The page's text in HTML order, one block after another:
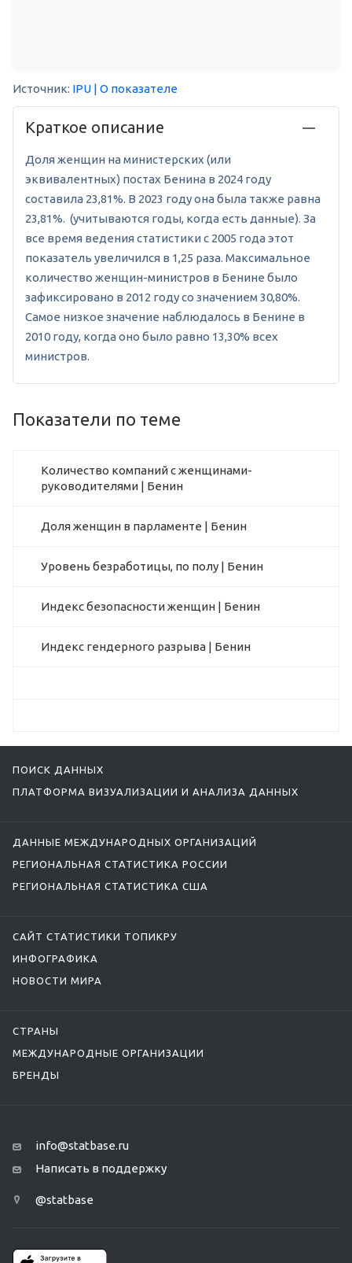
Источник: IPU | О показателе
Краткое описание
Доля женщин на министерских (или
эквивалентных) постах Бенина в 2024 году
составила 23,81%. В 2023 году она была также равна
23,81%. (учитываются годы, когда есть данные). За
все время ведения статистики с 2005 года этот
показатель увеличился в 1,25 раза. Максимальное
количество женщин-министров в Бенине было
зафиксировано в 2012 году со значением 30,80%.
Самое низкое значение наблюдалось в Бенине в
2010 году, когда оно было равно 13,30% всех
министров.
Показатели по теме
Количество компаний с женщинами-
руководителями | Бенин
Доля женщин в парламенте | Бенин
Уровень безработицы, по полу | Бенин
Индекс безопасности женщин | Бенин
Индекс гендерного разрыва | Бенин
ПОИСК ДАННЫХ
ПЛАТФОРМА ВИЗУАЛИЗАЦИИ И АНАЛИЗА ДАННЫХ
ДАННЫЕ МЕЖДУНАРОДНЫХ ОРГАНИЗАЦИЙ
РЕГИОНАЛЬНАЯ СТАТИСТИКА РОССИИ
РЕГИОНАЛЬНАЯ СТАТИСТИКА США
САЙТ СТАТИСТИКИ ТОПИКРУ
ИНФОГРАФИКА
НОВОСТИ МИРА
СТРАНЫ
МЕЖДУНАРОДНЫЕ ОРГАНИЗАЦИИ
БРЕНДЫ
info@statbase.ru
Написать в поддержку
@statbase